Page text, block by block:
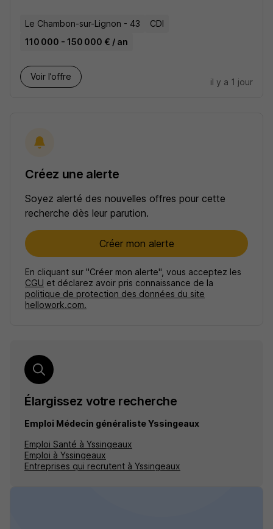
Le Chambon-sur-Lignon - 43
CDI
110 000 - 150 000 € / an
Voir l’offre
il y a 1 jour
Créez une alerte
Soyez alerté des nouvelles offres pour cette
recherche dès leur parution.
Créer mon alerte
En cliquant sur "Créer mon alerte", vous acceptez les
CGU et déclarez avoir pris connaissance de la
politique de protection des données du site
hellowork.com.
Élargissez votre recherche
Emploi Médecin généraliste Yssingeaux
Emploi Santé à Yssingeaux
Emploi à Yssingeaux
Entreprises qui recrutent à Yssingeaux